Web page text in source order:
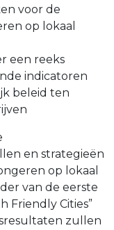
voor de
op lokaal
een reeks
indicatoren
beleid ten
en strategieën
op lokaal
van de eerste
Friendly Cities”
zullen